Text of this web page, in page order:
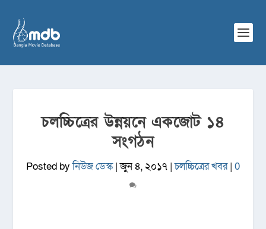
চলচ্চিত্রের উন্নয়নে একজোট ১৪
সংগঠন
Posted byনিউজ ডেস্ক|জুন ৪, ২০১৭ |চলচ্চিত্রের খবর| 0